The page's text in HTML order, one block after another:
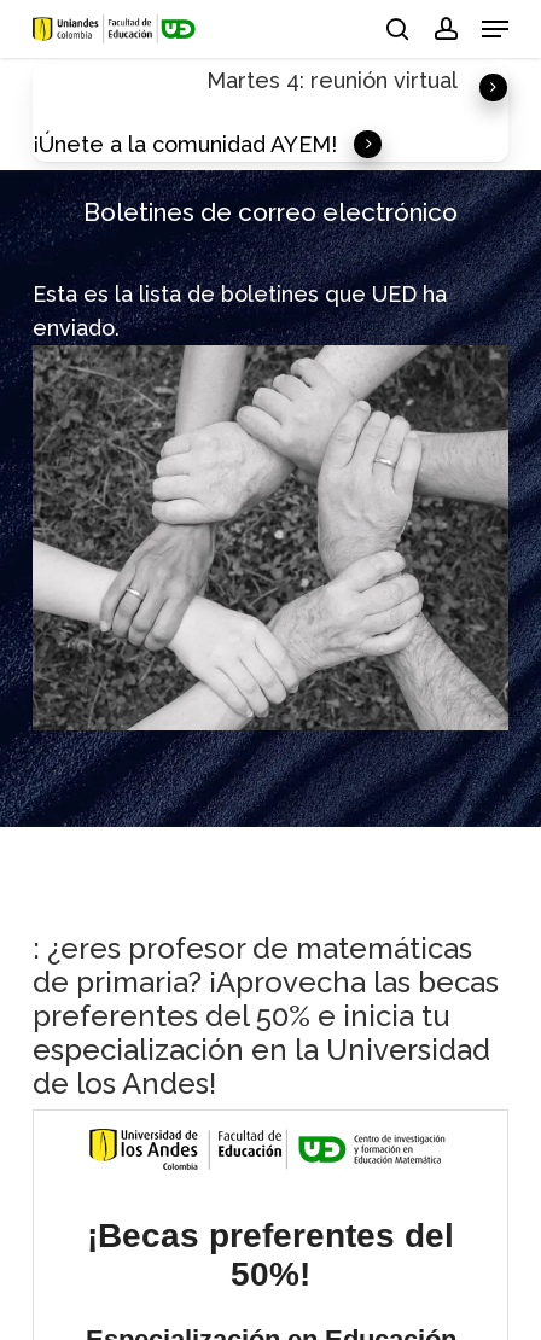
Skip
Menu
Martes 4: reunión virtual
¡Únete a la comunidad AYEM!
Boletines de correo electrónico
Esta es la lista de boletines que UED ha
enviado.
: ¿eres profesor de matemáticas
de primaria? ¡Aprovecha las becas
preferentes del 50% e inicia tu
especialización en la Universidad
de los Andes!